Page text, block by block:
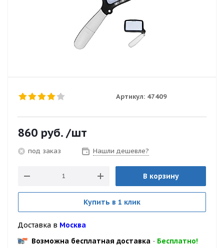
Артикул: 47409
860 руб. /шт
под заказ Нашли дешевле?
В корзину
Купить в 1 клик
Доставка в Москва
Возможна бесплатная доставка - Бесплатно!